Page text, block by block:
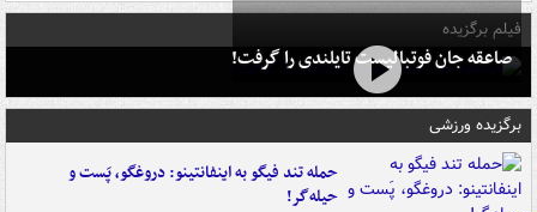
فیلم برگزیده
صاعقه جان فوتبالیست تایلندی را گرفت!
برگزیده ورزشی
حمله تند فیگو به اینفانتینو: دروغگو، پَست‌ و
حیله‌گر!